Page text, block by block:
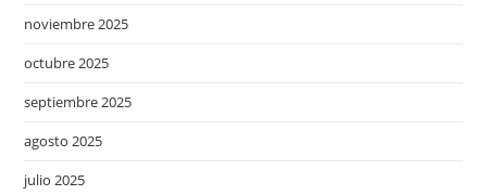
noviembre 2025
octubre 2025
septiembre 2025
agosto 2025
julio 2025